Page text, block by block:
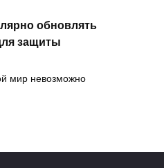
обновлять
защиты
мир невозможно